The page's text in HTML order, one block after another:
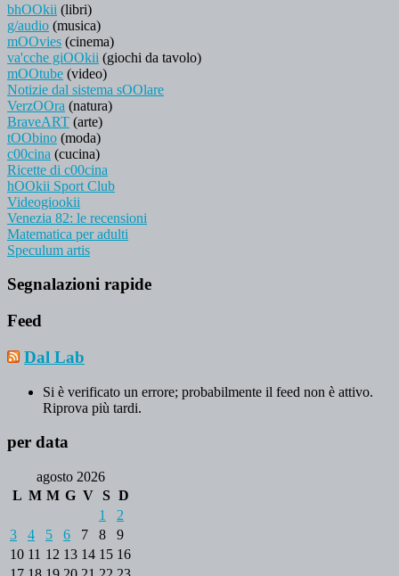
bhOOkii (libri)
g/audio (musica)
mOOvies (cinema)
va'cche giOOkii (giochi da tavolo)
mOOtube (video)
Notizie dal sistema sOOlare
VerzOOra (natura)
BraveART (arte)
tOObino (moda)
c00cina (cucina)
Ricette di c00cina
hOOkii Sport Club
Videogiookii
Venezia 82: le recensioni
Matematica per adulti
Speculum artis
Segnalazioni rapide
Feed
Dal Lab
Si è verificato un errore; probabilmente il feed non è attivo.
Riprova più tardi.
per data
agosto 2026
L M M G V S D
1
2
3
4 5 6 7 8
9
10 11 12 13 14 15 16